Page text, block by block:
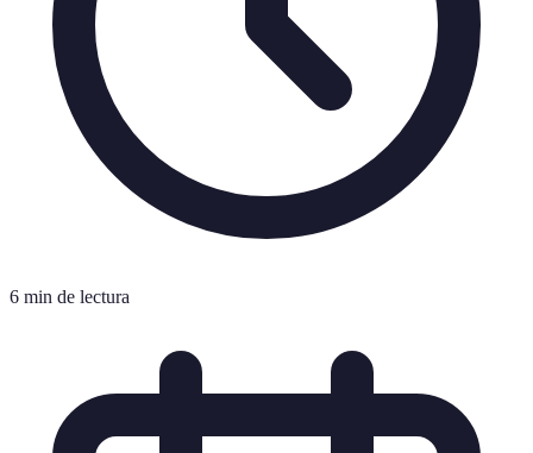
6 min de lectura